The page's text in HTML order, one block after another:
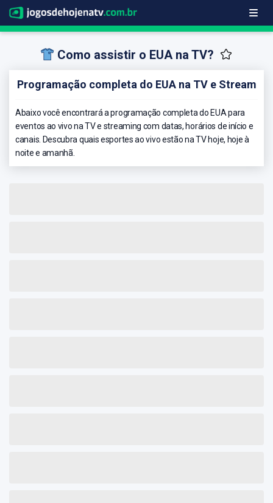
Como assistir o EUA na TV?
Programação completa do EUA na TV e Stream
Abaixo você encontrará a programação completa do EUA para
eventos ao vivo na TV e streaming com datas, horários de início e
canais. Descubra quais esportes ao vivo estão na TV hoje, hoje à
noite e amanhã.